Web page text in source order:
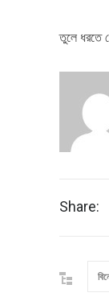
তুলে ধরতে
Share: